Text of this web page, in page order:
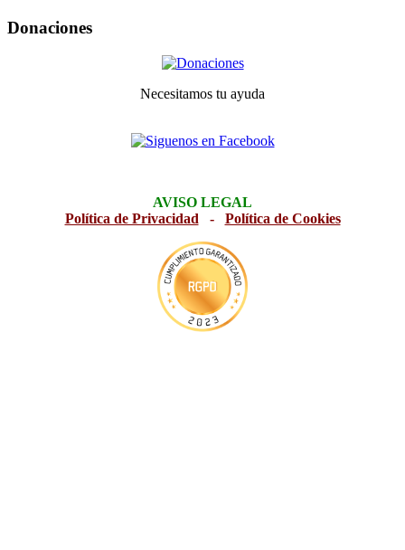
Donaciones
Necesitamos tu ayuda
AVISO LEGAL
Política de Privacidad - Política de Cookies